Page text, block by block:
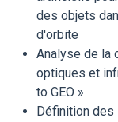
des objets
d'orbite
Analyse de la
optiques et
to GEO »
Définition